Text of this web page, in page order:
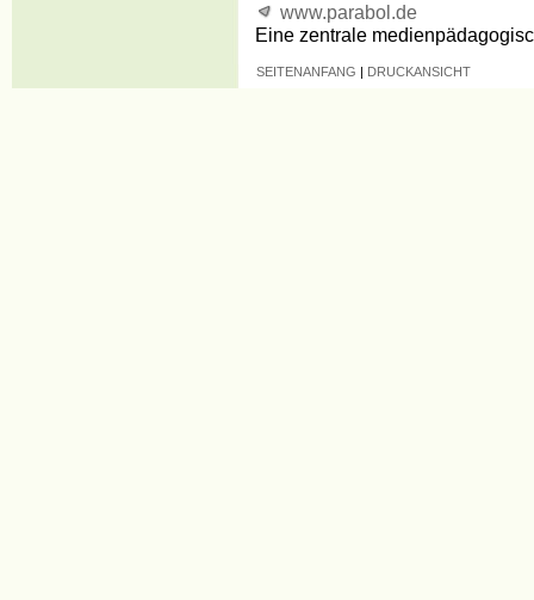
www.parabol.de
Eine zentrale
SEITENANFANG DRUCKANSICHT